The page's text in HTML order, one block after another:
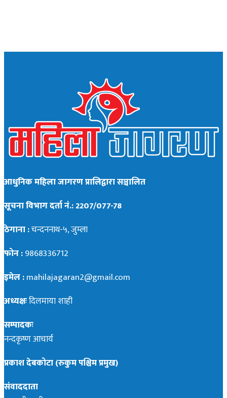
आधुनिक महिला जागरण प्रालिद्वारा सञ्चालित
सूचना विभाग दर्ता नं.: 2207/077-78
ठेगाना :चन्दननाथ-५, जुम्ला
फोन :9868336712
इमेल :mahilajagaran2@gmail.com
अध्यक्षःदिलमाया शाही
सम्पादकः
नन्दकृष्ण आचार्य
प्रकाश देबकोटा (रुकुम पश्चिम प्रमुख)
संवाददाता